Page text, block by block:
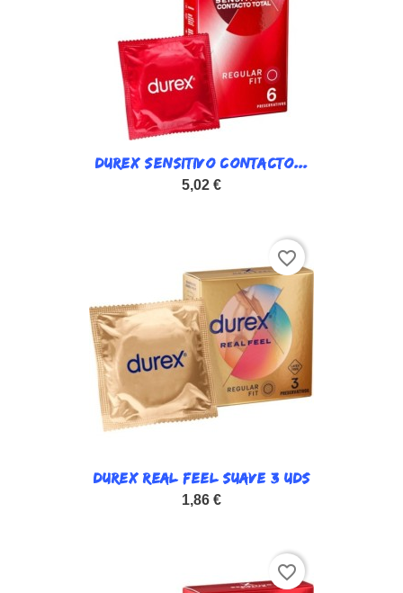
DUREX SENSITIVO CONTACTO...
5,02 €
DUREX REAL FEEL SUAVE 3 UDS
1,86 €
favorite_border
favorite_border